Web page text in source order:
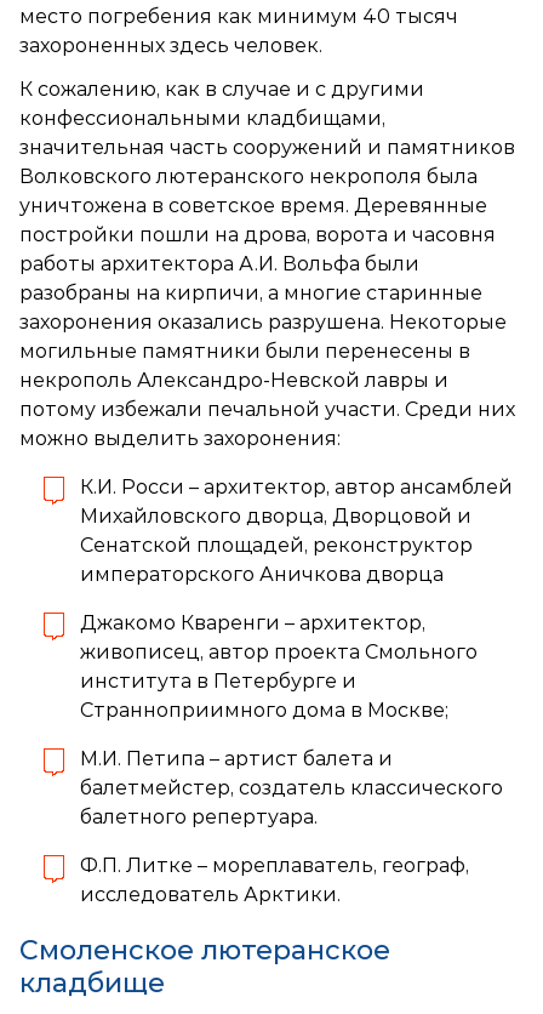
место погребения как минимум 40 тысяч
захороненных здесь человек.
К сожалению, как в случае и с другими
конфессиональными кладбищами,
значительная часть сооружений и памятников
Волковского лютеранского некрополя была
уничтожена в советское время. Деревянные
постройки пошли на дрова, ворота и часовня
работы архитектора А.И. Вольфа были
разобраны на кирпичи, а многие старинные
захоронения оказались разрушена. Некоторые
могильные памятники были перенесены в
некрополь Александро-Невской лавры и
потому избежали печальной участи. Среди них
можно выделить захоронения:
К.И. Росси – архитектор, автор ансамблей
Михайловского дворца, Дворцовой и
Сенатской площадей, реконструктор
императорского Аничкова дворца
Джакомо Кваренги – архитектор,
живописец, автор проекта Смольного
института в Петербурге и
Странноприимного дома в Москве;
М.И. Петипа – артист балета и
балетмейстер, создатель классического
балетного репертуара.
Ф.П. Литке – мореплаватель, географ,
исследователь Арктики.
Смоленское лютеранское
кладбище